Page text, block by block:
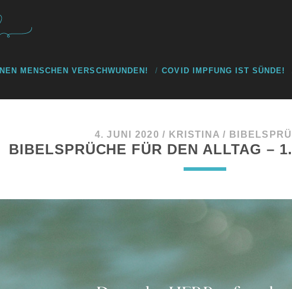
MENSCHEN VERSCHWUNDEN! COVID IMPFUNG IST SÜNDE!
4. JUNI 2020 / KRISTINA /
BIBELSPRÜCHE FÜR DEN ALLTAG –